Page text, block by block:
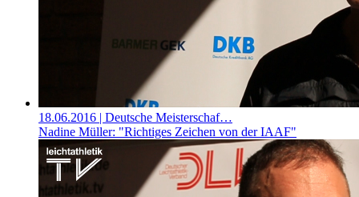
18.06.2016 | Deutsche Meisterschaf…
Nadine Müller: "Richtiges Zeichen von der IAAF"